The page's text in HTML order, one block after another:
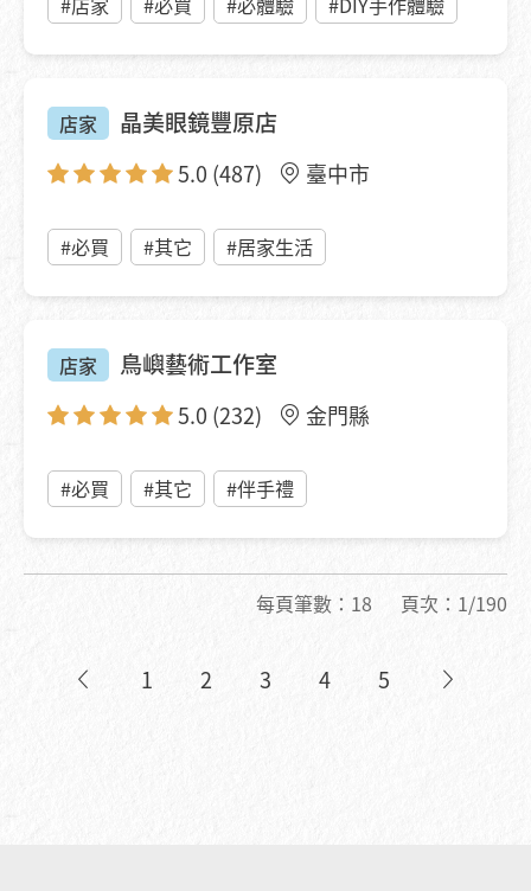
店家 晶美眼鏡豐原店
5.0 (487) 臺中市
#必買 #其它 #居家生活
店家 鳥嶼藝術工作室
5.0 (232) 金門縣
#必買 #其它 #伴手禮
每頁筆數： 18 頁次： 1/190
1 2 3 4 5